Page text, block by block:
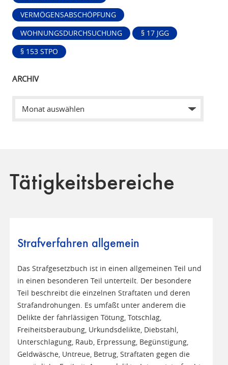
VERMÖGENSABSCHÖPFUNG
WOHNUNGSDURCHSUCHUNG § 17 JGG
§ 153 STPO
ARCHIV
Tätigkeitsbereiche
Strafverfahren allgemein
Das Strafgesetzbuch ist in einen allgemeinen Teil und
in einen besonderen Teil unterteilt. Der besondere
Teil beschreibt die einzelnen Straftaten und deren
Strafandrohungen. Es umfaßt unter anderem die
Delikte der fahrlässigen Tötung, Totschlag,
Freiheitsberaubung, Urkundsdelikte, Diebstahl,
Unterschlagung, Raub, Erpressung, Begünstigung,
Geldwäsche, Untreue, Betrug, Straftaten gegen die